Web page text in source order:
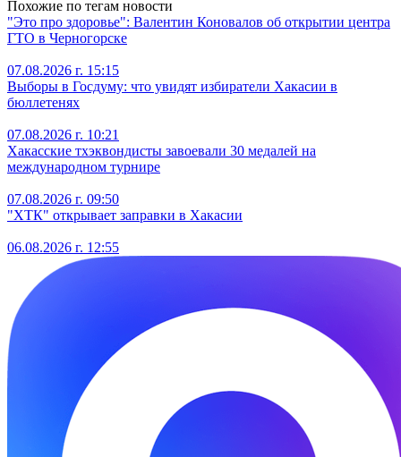
Похожие по тегам новости
"Это про здоровье": Валентин Коновалов об открытии центра
ГТО в Черногорске
07.08.2026 г. 15:15
Выборы в Госдуму: что увидят избиратели Хакасии в
бюллетенях
07.08.2026 г. 10:21
Хакасские тхэквондисты завоевали 30 медалей на
международном турнире
07.08.2026 г. 09:50
"ХТК" открывает заправки в Хакасии
06.08.2026 г. 12:55